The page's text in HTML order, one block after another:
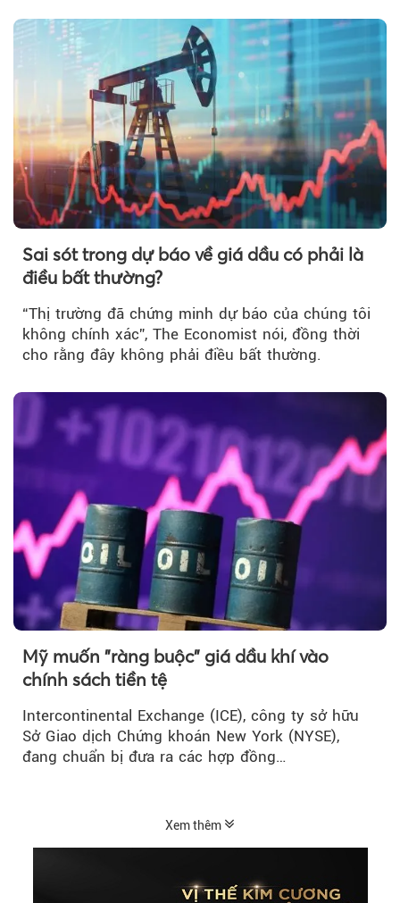
Sai sót trong dự báo về giá dầu có phải là
điều bất thường?
“Thị trường đã chứng minh dự báo của chúng tôi
không chính xác”, The Economist nói, đồng thời
cho rằng đây không phải điều bất thường.
Mỹ muốn "ràng buộc" giá dầu khí vào
chính sách tiền tệ
Intercontinental Exchange (ICE), công ty sở hữu
Sở Giao dịch Chứng khoán New York (NYSE),
đang chuẩn bị đưa ra các hợp đồng…
Xem thêm